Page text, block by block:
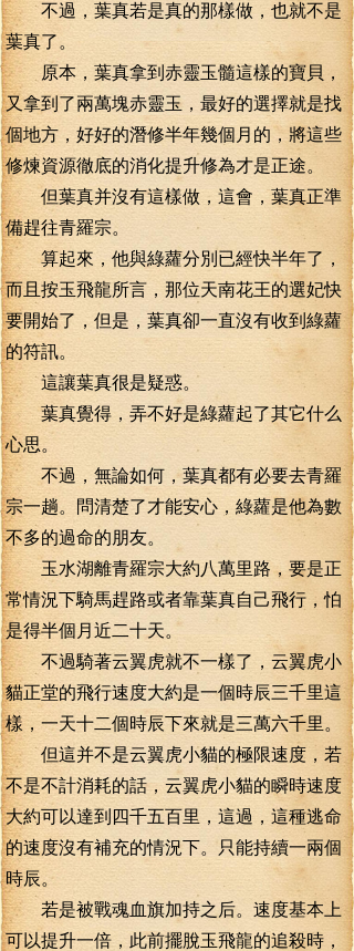
不過，葉真若是真的那樣做，也就不是
葉真了。
原本，葉真拿到赤靈玉髓這樣的寶貝，
又拿到了兩萬塊赤靈玉，最好的選擇就是找
個地方，好好的潛修半年幾個月的，將這些
修煉資源徹底的消化提升修為才是正途。
但葉真并沒有這樣做，這會，葉真正準
備趕往青羅宗。
算起來，他與綠蘿分別已經快半年了，
而且按玉飛龍所言，那位天南花王的選妃快
要開始了，但是，葉真卻一直沒有收到綠蘿
的符訊。
這讓葉真很是疑惑。
葉真覺得，弄不好是綠蘿起了其它什么
心思。
不過，無論如何，葉真都有必要去青羅
宗一趟。問清楚了才能安心，綠蘿是他為數
不多的過命的朋友。
玉水湖離青羅宗大約八萬里路，要是正
常情況下騎馬趕路或者靠葉真自己飛行，怕
是得半個月近二十天。
不過騎著云翼虎就不一樣了，云翼虎小
貓正堂的飛行速度大約是一個時辰三千里這
樣，一天十二個時辰下來就是三萬六千里。
但這并不是云翼虎小貓的極限速度，若
不是不計消耗的話，云翼虎小貓的瞬時速度
大約可以達到四千五百里，這過，這種逃命
的速度沒有補充的情況下。只能持續一兩個
時辰。
若是被戰魂血旗加持之后。速度基本上
可以提升一倍，此前擺脫玉飛龍的追殺時，